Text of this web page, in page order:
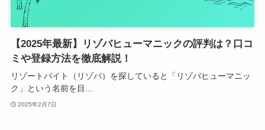
【2025年最新】リゾバヒューマニックの評判は？口コ
ミや登録方法を徹底解説！
リゾートバイト（リゾバ）を探していると「リゾバヒューマニッ
ク」という名前を目...
2025年2月7日